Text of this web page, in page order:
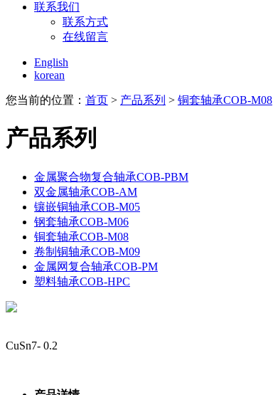
联系我们
联系方式
在线留言
English
korean
您当前的位置： 首页 > 产品系列 > 铜套轴承COB-M08
产品系列
金属聚合物复合轴承COB-PBM
双金属轴承COB-AM
镶嵌铜轴承COB-M05
钢套轴承COB-M06
铜套轴承COB-M08
卷制铜轴承COB-M09
金属网复合轴承COB-PM
塑料轴承COB-HPC
CuSn7- 0.2